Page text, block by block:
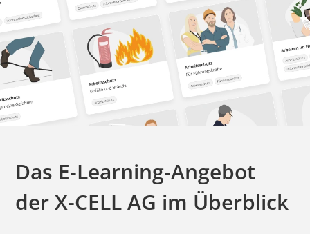
Das E-Learning-Angebot
derX-CELL AG im Überblick